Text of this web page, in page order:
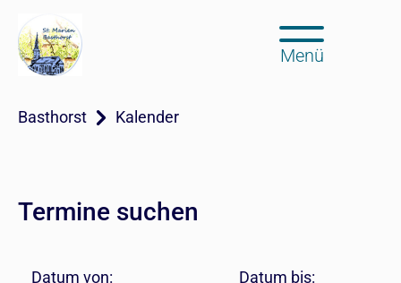
Menü
Basthorst Kalender
Termine suchen
Datum von:
Datum bis: